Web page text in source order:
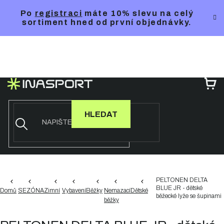
Po registraci máte 10% slevu na celý
sortiment hned od první objednávky.
HLEDAT
Domů SEZÓNAZimní VybaveníBěžky Nemazací
běžky
Dětské
PELTONEN DELTA
BLUE JR - dětské
běžecké lyže se šupinami